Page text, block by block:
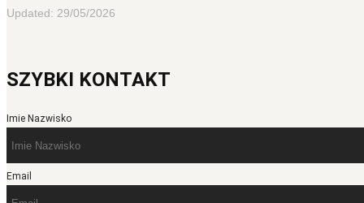
Updated: 29/05/2026
SZYBKI KONTAKT
Imie Nazwisko
Email